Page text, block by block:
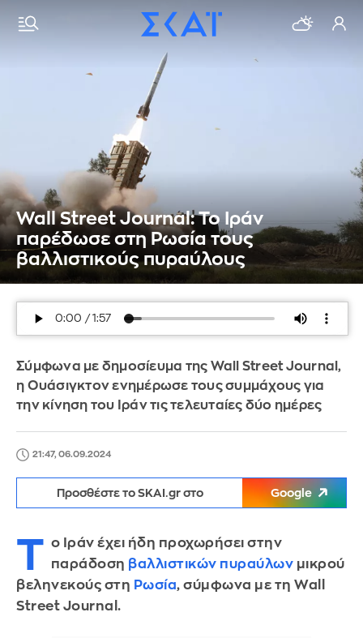
Wall Street Journal: Το Ιράν
παρέδωσε στη Ρωσία τους
βαλλιστικούς πυραύλους
Σύμφωνα με δημοσίευμα της Wall Street Journal,
η Ουάσιγκτον ενημέρωσε τους συμμάχους για
την κίνηση του Ιράν τις τελευταίες δύο ημέρες
21:47, 06.09.2024
Προσθέστε το SKAI.gr στο Google
Τ ο Ιράν έχει ήδη προχωρήσει στην
παράδοση βαλλιστικών πυραύλων μικρού
βεληνεκούς στη Ρωσία, σύμφωνα με τη Wall
Street Journal.